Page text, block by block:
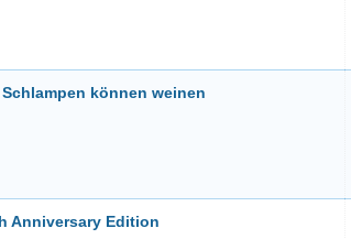
können weinen
Anniversary Edition